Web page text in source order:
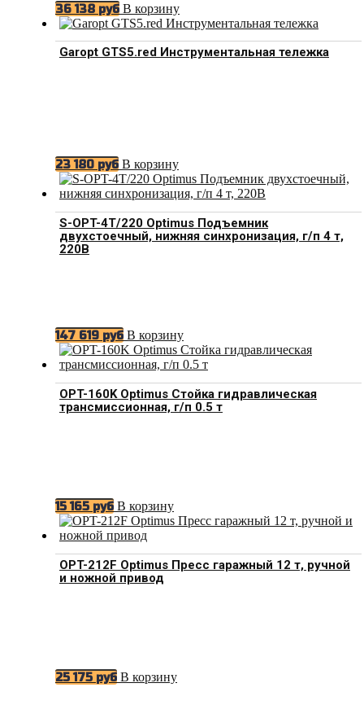
36 138 руб В корзину
Garopt GTS5.red Инструментальная тележка
23 180 руб В корзину
S-OPT-4T/220 Optimus Подъемник
двухстоечный, нижняя синхронизация, г/п 4 т,
220В
147 619 руб В корзину
OPT-160K Optimus Стойка гидравлическая
трансмиссионная, г/п 0.5 т
15 165 руб В корзину
OPT-212F Optimus Пресс гаражный 12 т, ручной
и ножной привод
25 175 руб В корзину